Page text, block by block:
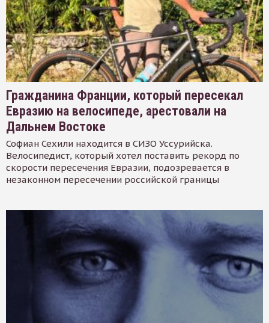
Гражданина Франции, который пересекал
Евразию на велосипеде, арестовали на
Дальнем Востоке
Софиан Сехили находится в СИЗО Уссурийска.
Велосипедист, который хотел поставить рекорд по
скорости пересечения Евразии, подозревается в
незаконном пересечении российской границы